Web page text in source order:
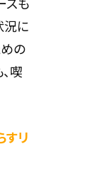
況に
の
喫
すリ